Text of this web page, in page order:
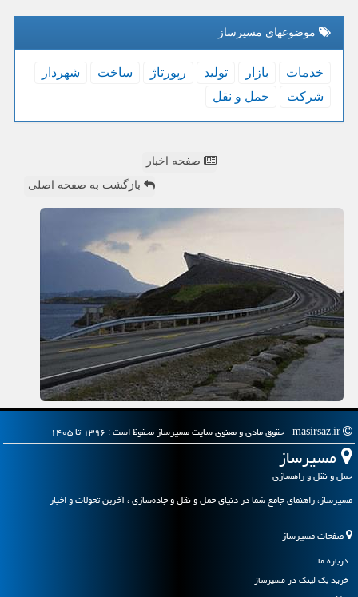
موضوعهای مسیرساز
خدمات بازار تولید رپورتاژ ساخت
شهردار
شركت
حمل و نقل
صفحه اخبار
بازگشت به صفحه اصلی
مسیرساز
حمل و نقل و راهسازی
مسیرساز، راهنمای جامع شما در دنیای حمل و نقل و جاده‌سازی ، آخرین تحولات و اخبار
صفحات مسیرساز
درباره ما
خرید بک لینک در مسیرساز